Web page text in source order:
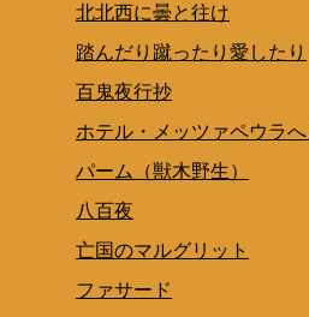
北北西に曇と往け
踏んだり蹴ったり愛したり
百鬼夜行抄
ホテル・メッツァペウラ
パーム（獣木野生）
八百夜
亡国のマルグリット
ファサード